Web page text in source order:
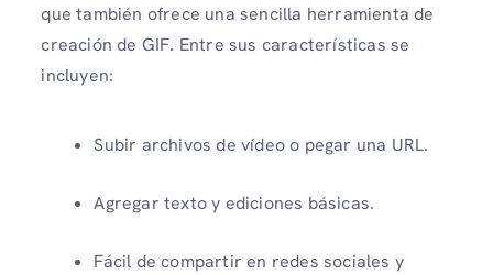
que también ofrece una sencilla herramienta de
creación de GIF. Entre sus características se
incluyen:
Subir archivos de vídeo o pegar una URL.
Agregar texto y ediciones básicas.
Fácil de compartir en redes sociales y